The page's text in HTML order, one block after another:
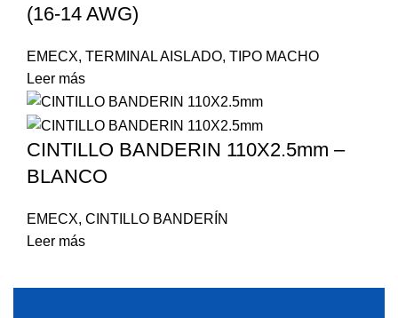
(16-14 AWG)
EMECX, TERMINAL AISLADO, TIPO MACHO
Leer más
CINTILLO BANDERIN 110X2.5mm –
BLANCO
EMECX, CINTILLO BANDERÍN
Leer más